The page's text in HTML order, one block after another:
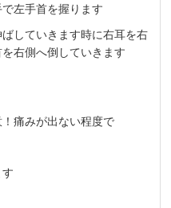
左手首を握ります
していきます時に右耳を右
右側へ倒していきます
痛みが出ない程度で